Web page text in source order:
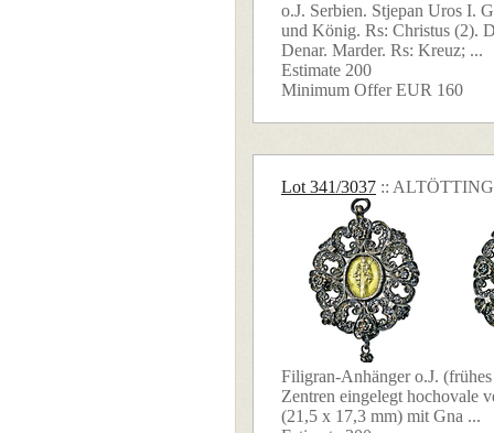
o.J. Serbien. Stjepan Uros I.
und König. Rs: Christus (2).
Denar. Marder. Rs: Kreuz; ...
Estimate 200
Minimum Offer EUR 160
Lot 341/3037 ::
Filigran-Anhänger o.J.
Zentren eingelegt hochovale
(21,5 x 17,3 mm) mit Gna ...